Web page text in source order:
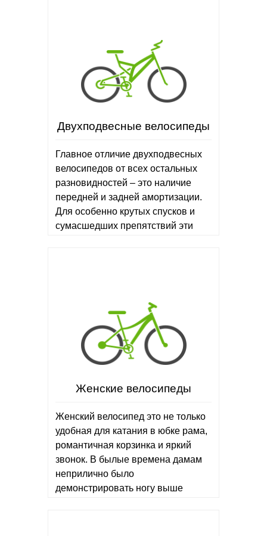
Двухподвесные велосипеды
Главное отличие двухподвесных
велосипедов от всех остальных
разновидностей – это наличие
передней и задней амортизации.
Для особенно крутых спусков и
сумасшедших препятствий эти
Женские велосипеды
Женский велосипед это не только
удобная для катания в юбке рама,
романтичная корзинка и яркий
звонок. В былые времена дамам
неприлично было
демонстрировать ногу выше